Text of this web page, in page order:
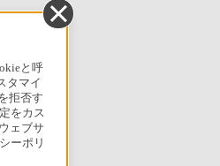
と呼
タマイ
拒否す
をカス
ェブサ
ーポリ